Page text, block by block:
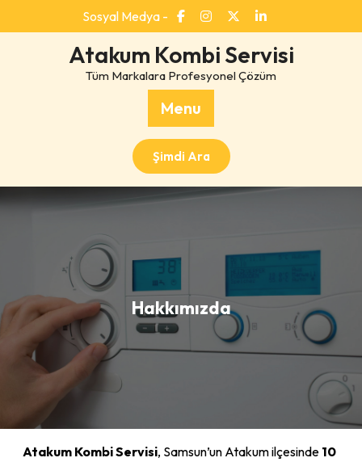
to
Sosyal Medya -
Atakum Kombi Servisi
Tüm Markalara Profesyonel Çözüm
Menu
Şimdi Ara
Hakkımızda
Atakum Kombi Servisi, Samsun’un Atakum ilçesinde 10